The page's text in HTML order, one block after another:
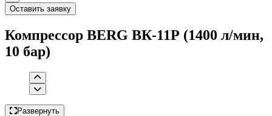
Оставить заявку
Компрессор BERG ВК-11Р (1400 л/мин,
10 бар)
Развернуть